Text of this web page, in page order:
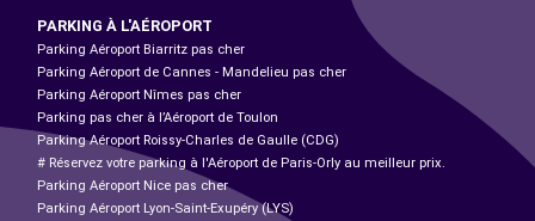
PARKING À L'AÉROPORT
Parking Aéroport Biarritz pas cher
Parking Aéroport de Cannes - Mandelieu pas cher
Parking Aéroport Nîmes pas cher
Parking pas cher à l’Aéroport de Toulon
Parking Aéroport Roissy-Charles de Gaulle (CDG)
# Réservez votre parking à l'Aéroport de Paris-Orly au meilleur prix.
Parking Aéroport Nice pas cher
Parking Aéroport Lyon-Saint-Exupéry (LYS)